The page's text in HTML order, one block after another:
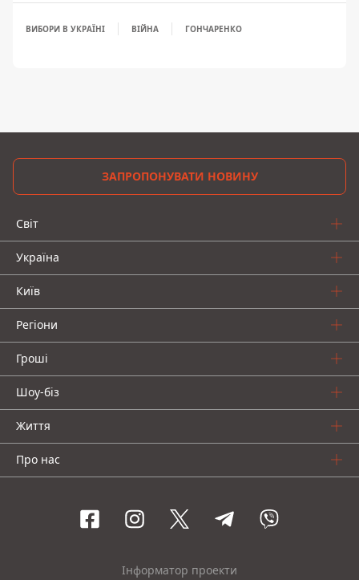
ВИБОРИ В УКРАЇНІ ВІЙНА ГОНЧАРЕНКО
ЗАПРОПОНУВАТИ НОВИНУ
Світ
Україна
Київ
Регіони
Гроші
Шоу-біз
Життя
Про нас
Інформатор проекти